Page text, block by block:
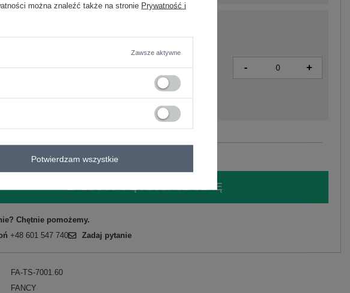
- +
ZALOGUJ SIĘ I ZOBACZ CENĘ
Chętnie pomożemy.
+48 601 547 740 Zadaj pytanie
FA-TS-7001.60
FANCY
można znaleźć także na stronie Prywatność i
Zawsze aktywne
Potwierdzam wszystkie